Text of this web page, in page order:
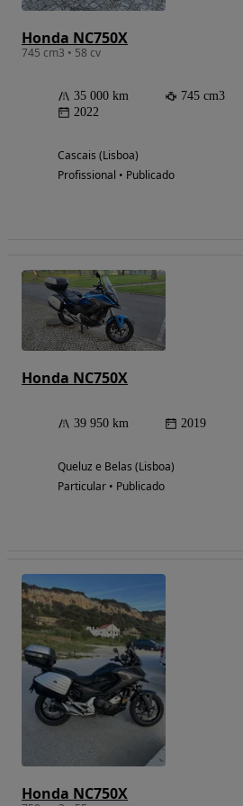
Honda NC750X
745 cm3 • 58 cv
35 000 km 745 cm3
2022
Cascais (Lisboa)
Profissional • Publicado
Honda NC750X
39 950 km 2019
Queluz e Belas (Lisboa)
Particular • Publicado
Honda NC750X